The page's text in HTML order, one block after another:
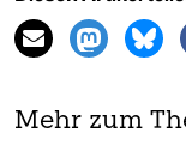
Mehr zum